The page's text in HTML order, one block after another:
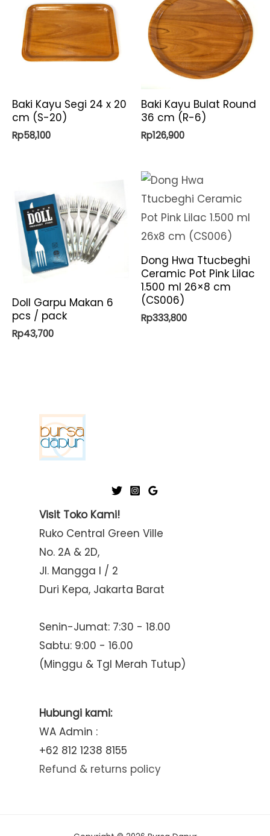
Baki Kayu Segi 24 x 20
cm (S-20)
Rp58,100
Baki Kayu Bulat Round
36 cm (R-6)
Rp126,900
Doll Garpu Makan 6
pcs / pack
Rp43,700
Dong Hwa Ttucbeghi
Ceramic Pot Pink Lilac
1.500 ml 26×8 cm
(CS006)
Rp333,800
Visit Toko Kami!
Ruko Central Green Ville
No. 2A & 2D,
Jl. Mangga I / 2
Duri Kepa, Jakarta Barat
Senin-Jumat: 7:30 - 18.00
Sabtu: 9:00 - 16.00
(Minggu & Tgl Merah Tutup)
Hubungi kami:
WA Admin :
+62 812 1238 8155
Refund & returns policy